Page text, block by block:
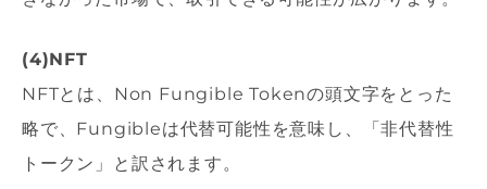
(4)NFT
NFTとは、Non Fungible Tokenの頭文字をとった
略で、Fungibleは代替可能性を意味し、「非代替性
トークン」と訳されます。